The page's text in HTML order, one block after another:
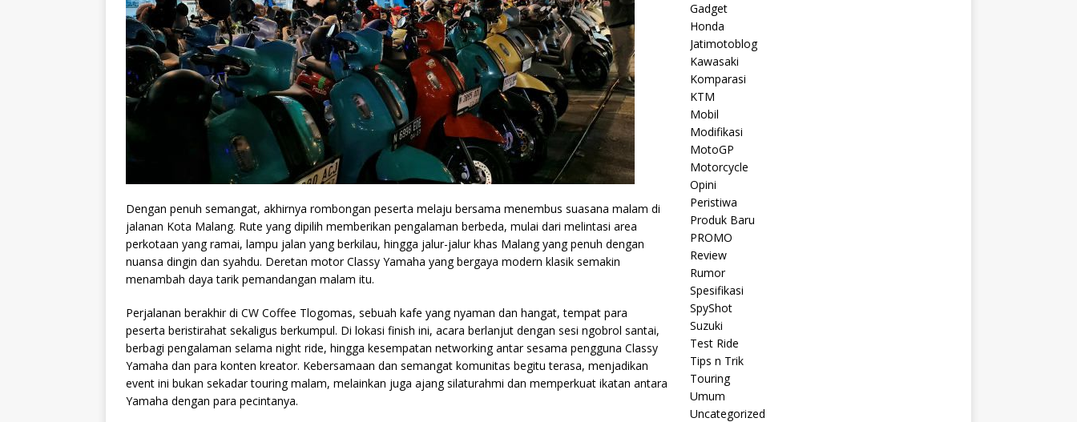
Dengan penuh semangat, akhirnya rombongan peserta melaju bersama menembus suasana malam di
jalanan Kota Malang. Rute yang dipilih memberikan pengalaman berbeda, mulai dari melintasi area
perkotaan yang ramai, lampu jalan yang berkilau, hingga jalur-jalur khas Malang yang penuh dengan
nuansa dingin dan syahdu. Deretan motor Classy Yamaha yang bergaya modern klasik semakin
menambah daya tarik pemandangan malam itu.
Perjalanan berakhir di CW Coffee Tlogomas, sebuah kafe yang nyaman dan hangat, tempat para
peserta beristirahat sekaligus berkumpul. Di lokasi finish ini, acara berlanjut dengan sesi ngobrol santai,
berbagi pengalaman selama night ride, hingga kesempatan networking antar sesama pengguna Classy
Yamaha dan para konten kreator. Kebersamaan dan semangat komunitas begitu terasa, menjadikan
event ini bukan sekadar touring malam, melainkan juga ajang silaturahmi dan memperkuat ikatan antara
Yamaha dengan para pecintanya.
Gadget
Honda
Jatimotoblog
Kawasaki
Komparasi
KTM
Mobil
Modifikasi
MotoGP
Motorcycle
Opini
Peristiwa
Produk Baru
PROMO
Review
Rumor
Spesifikasi
SpyShot
Suzuki
Test Ride
Tips n Trik
Touring
Umum
Uncategorized